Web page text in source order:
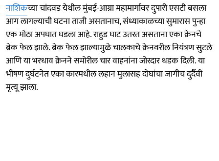
नाशिकच्या चांदवड येथील मुंबई-आग्रा महामार्गावर दुपारी एसटी बसला
आग लागल्याची घटना ताजी असतानाच, संध्याकाळच्या सुमारास पुन्हा
एक मोठा अपघात घडला आहे. राहुड घाट उतरत असताना एका क्रेनचे
ब्रेक फेल झाले. ब्रेक फेल झाल्यामुळे चालकाचे क्रेनवरील नियंत्रण सुटले
आणि या भरधाव क्रेनने समोरील चार वाहनांना जोरदार धडक दिली. या
भीषण दुर्घटनेत एका कारमधील लहान मुलासह दोघांचा जागीच दुर्दैवी
मृत्यू झाला.